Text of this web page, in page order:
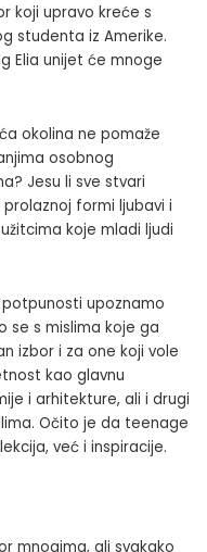
koji upravo kreće s
studenta iz Amerike.
Elia unijet će mnoge
okolina ne pomaže
osobnog
Jesu li sve stvari
formi ljubavi i
koje mladi ljudi
upoznamo
s mislima koje ga
izbor i za one koji vole
kao glavnu
i arhitekture, ali i drugi
Očito je da teenage
već i inspiracije.
mnogima, ali svakako